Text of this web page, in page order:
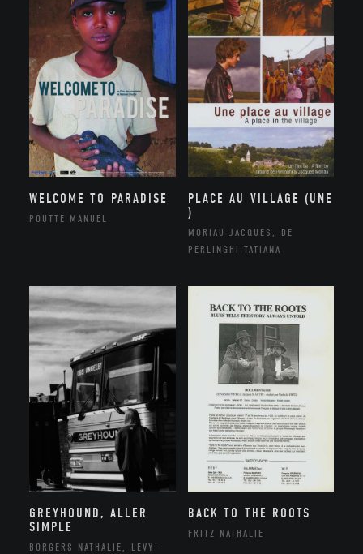
WELCOME TO PARADISE
POUTTE MANUEL
PLACE AU VILLAGE (UNE
)
MORIAU JACQUES, DE
PERLINGHI TATIANA
GREYHOUND, ALLER
SIMPLE
BORGERS NATHALIE, LEVY-
BACK TO THE ROOTS
FRITZ NATHALIE